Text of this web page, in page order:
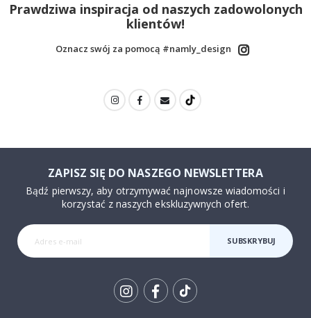
Prawdziwa inspiracja od naszych zadowolonych
klientów!
Oznacz swój za pomocą #namly_design
ZAPISZ SIĘ DO NASZEGO NEWSLETTERA
Bądź pierwszy, aby otrzymywać najnowsze wiadomości i
korzystać z naszych ekskluzywnych ofert.
SUBSKRYBUJ